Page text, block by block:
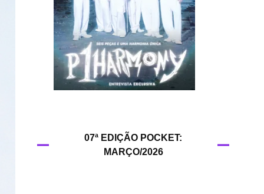
HIT!Lyrics
HIT!Politics
HIT!Queer
07ª EDIÇÃO POCKET:
MARÇO/2026